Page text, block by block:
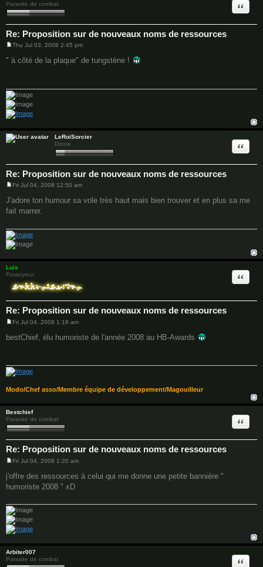
Parasite de combat
Re: Proposition sur de nouveaux noms de ressources
Quote
o
s
Thu Jul 03, 2008 2:45 pm
" à côté de la plaque" de tungstène !
LeRoiSorcier
Drone
Re: Proposition sur de nouveaux noms de ressources
Quote
o
s
Fri Jul 04, 2008 12:50 am
J'adore ton humour sa vole très haut mais bien trouver et en plus sa me
fait marrer.
Luis
Fossoyeur
Re: Proposition sur de nouveaux noms de ressources
Quote
s
Fri Jul 04, 2008 1:18 am
bestChief, élu humoriste de l'année 2008 au HB-Awards
Modo/Chef asso/Membre équipe de développement/Magouilleur
Bestchief
Parasite de combat
Re: Proposition sur de nouveaux noms de ressources
Quote
o
s
t
Fri Jul 04, 2008 1:20 am
j'offre des ressources à celui qui me donne une petite bannière "
humoriste 2008 " xD
Arbiter007
Parasite de combat
Quote